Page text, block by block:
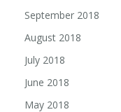
September 2018
August 2018
July 2018
June 2018
May 2018